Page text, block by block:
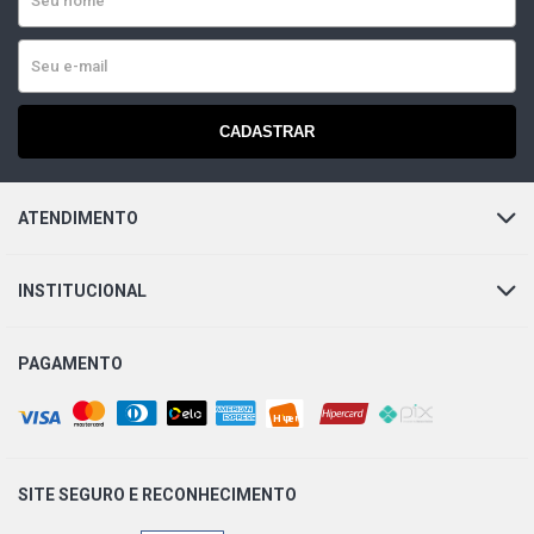
GASOLINA (1997 - 2004)
UNO MILLE SMART CITY SPI HATCH 1.0 8V FIASA
GASOLINA (1997 - 2001)
UNO SX HATCH 1.0 8V FIASA GASOLINA (1996 - 2001)
CADASTRAR
ATENDIMENTO
INSTITUCIONAL
PAGAMENTO
SITE SEGURO E RECONHECIMENTO